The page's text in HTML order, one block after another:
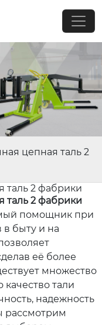
цепная таль 2
таль 2 фабрики
таль 2 фабрики
помощник при
быту и на
её более
множество
тали
надежность
рассмотрим